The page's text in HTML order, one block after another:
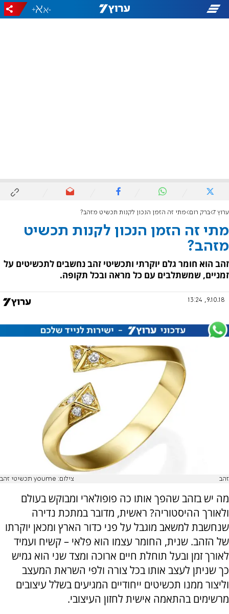
-
+
ערוץ 7 ברק רום מתי זה הזמן הנכון לקנות תכשיט מזהב?
מתי זה הזמן הנכון לקנות תכשיט
מזהב?
זהב הוא חומר גלם יוקרתי ותכשיטי זהב נחשבים לתכשיטים על
זמניים, שמשתלבים עם כל מראה ובכל תקופה.
9.10.18, 13:24
זהב צילום: youme תכשיטי זהב
מה יש בזהב שהפך אותו כה פופולארי ומבוקש בעולם
ולאורך ההיסטוריה? ראשית, מדובר במתכת נדירה
שנחשבת למשאב מוגבל על פני כדור הארץ ומכאן יוקרתו
של הזהב. שנית, החומר עצמו הוא פלאי – קשיח ועמיד
לאורך זמן ובעל תוחלת חיים ארוכה ומצד שני הוא גמיש
כך שניתן לעצב אותו בכל צורה ולפי השראת המעצב
וליצור ממנו תכשיטים ייחודיים המגיעים בשלל עיצובים
מרשימים בהתאמה אישית לחזון העיצובי.